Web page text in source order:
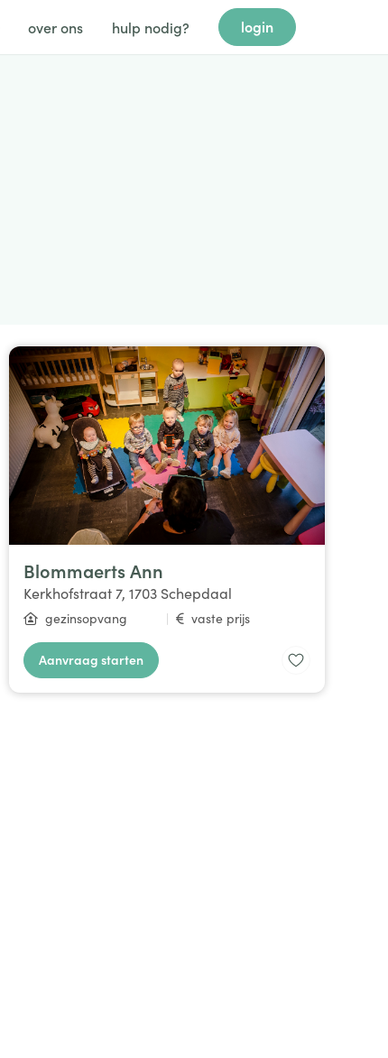
over ons hulp nodig? login
Blommaerts Ann
Kerkhofstraat 7, 1703 Schepdaal
gezinsopvang | vaste prijs
Aanvraag starten